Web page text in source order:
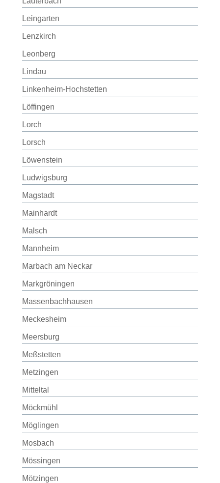
Leingarten
Lenzkirch
Leonberg
Lindau
Linkenheim-Hochstetten
Löffingen
Lorch
Lorsch
Löwenstein
Ludwigsburg
Magstadt
Mainhardt
Malsch
Mannheim
Marbach am Neckar
Markgröningen
Massenbachhausen
Meckesheim
Meersburg
Meßstetten
Metzingen
Mitteltal
Möckmühl
Möglingen
Mosbach
Mössingen
Mötzingen